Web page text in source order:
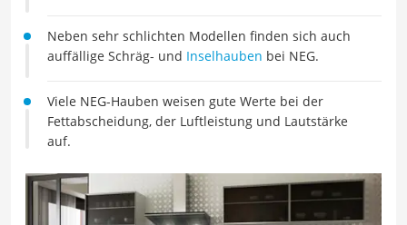
Neben sehr schlichten Modellen finden sich auch
auffällige Schräg- und Inselhauben bei NEG.
Viele NEG-Hauben weisen gute Werte bei der
Fettabscheidung, der Luftleistung und Lautstärke
auf.